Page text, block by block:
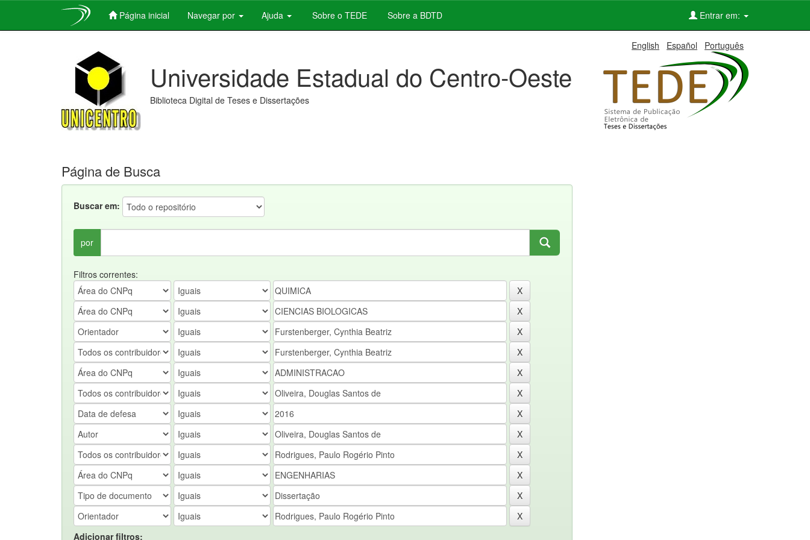
Página inicial Navegar por Ajuda Sobre o TEDE Sobre a BDTD Entrar em:
English Español Português
Universidade Estadual do Centro-Oeste
Biblioteca Digital de Teses e Dissertações
Página de Busca
Buscar em:
por
Filtros correntes:
Adicionar filtros: